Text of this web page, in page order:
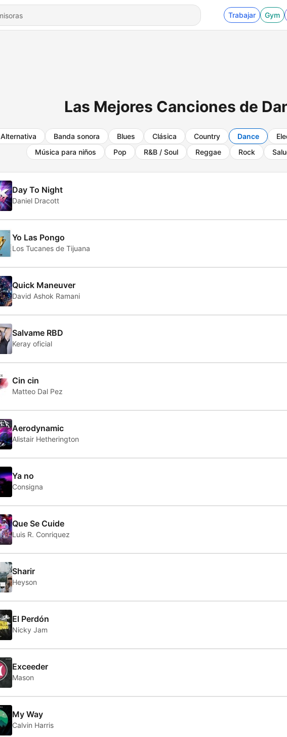
Trabajar Gym
Las Mejores Canciones de
Alternativa Banda sonora Blues Clásica Country Dance
Música para niños
Pop R&B / Soul Reggae Rock
Day To Night
Daniel Dracott
Yo Las Pongo
Los Tucanes de Tijuana
Quick Maneuver
David Ashok Ramani
Salvame RBD
Keray oficial
Cin cin
Matteo Dal Pez
Aerodynamic
Alistair Hetherington
Ya no
Consigna
Que Se Cuide
Luis R. Conriquez
Sharir
Heyson
El Perdón
Nicky Jam
Exceeder
Mason
My Way
Calvin Harris